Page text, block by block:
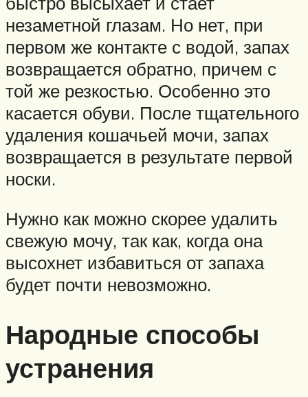
незаметной глазам. Но нет, при
первом же контакте с водой, запах
возвращается обратно, причем с
той же резкостью. Особенно это
касается обуви. После тщательного
удаления кошачьей мочи, запах
возвращается в результате первой
носки.
Нужно как можно скорее удалить
свежую мочу, так как, когда она
высохнет избавиться от запаха
будет почти невозможно.
Народные способы
устранения